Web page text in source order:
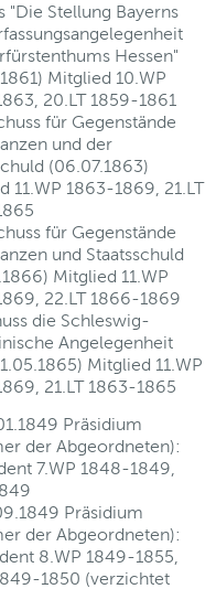
"Die Stellung Bayerns
Hessen"
Mitglied 10.WP
20.LT 1859-1861
für Gegenstände
und der
(06.07.1863)
11.WP 1863-1869, 21.LT
für Gegenstände
und Staatsschuld
Mitglied 11.WP
22.LT 1866-1869
die Schleswig-
Angelegenheit
Mitglied 11.WP
21.LT 1863-1865
Präsidium
der Abgeordneten):
7.WP 1848-1849,
Präsidium
der Abgeordneten):
8.WP 1849-1855,
1850 (verzichtet